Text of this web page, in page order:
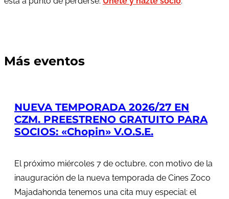
Más eventos
NUEVA TEMPORADA 2026/27 EN
CZM. PREESTRENO GRATUITO PARA
SOCIOS: «Chopin» V.O.S.E.
El próximo miércoles 7 de octubre, con motivo de la
inauguración de la nueva temporada de Cines Zoco
Majadahonda tenemos una cita muy especial: el